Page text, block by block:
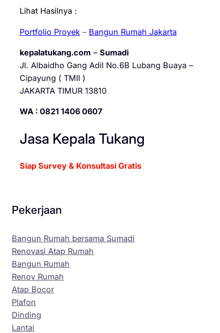
Lihat Hasilnya :
Portfolio Proyek – Bangun Rumah Jakarta
kepalatukang.com – Sumadi
Jl. Albaidho Gang Adil No.6B Lubang Buaya –
Cipayung ( TMII )
JAKARTA TIMUR 13810
WA : 0821 1406 0607
Jasa Kepala Tukang
Siap Survey & Konsultasi Gratis
Pekerjaan
Bangun Rumah bersama Sumadi
Renovasi Atap Rumah
Bangun Rumah
Renov Rumah
Atap Bocor
Plafon
Dinding
Lantai